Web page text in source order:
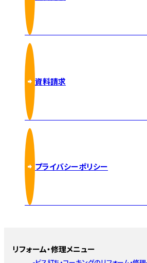
資料請求
プライバシーポリシー
リフォーム・修理メニュー